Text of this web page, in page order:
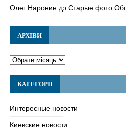
Олег Наронин доСтарые фото
АРХІВИ
КАТЕГОРІЇ
Интересные новости
Киевские новости